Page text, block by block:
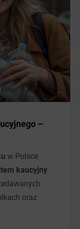
–
w Polsce
kaucyjny
oraz